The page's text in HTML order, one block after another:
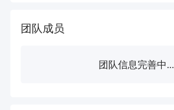
团队成员
团队信息完善中...